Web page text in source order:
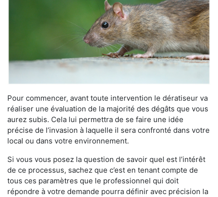
Pour commencer, avant toute intervention le dératiseur va
réaliser une évaluation de la majorité des dégâts que vous
aurez subis. Cela lui permettra de se faire une idée
précise de l’invasion à laquelle il sera confronté dans votre
local ou dans votre environnement.
Si vous vous posez la question de savoir quel est l’intérêt
de ce processus, sachez que c’est en tenant compte de
tous ces paramètres que le professionnel qui doit
répondre à votre demande pourra définir avec précision la